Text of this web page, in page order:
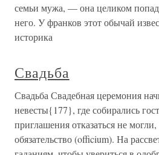
семьи мужа, — она целиком
него. У франков этот обычай
историка
Свадьба
Свадьба Свадебная церемония
невесты{177}, где собирались
приглашения отказаться не
обязательство (officium). На